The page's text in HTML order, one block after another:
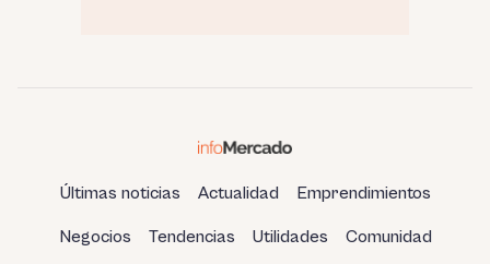
Últimas noticias Actualidad Emprendimientos
Negocios Tendencias Utilidades Comunidad